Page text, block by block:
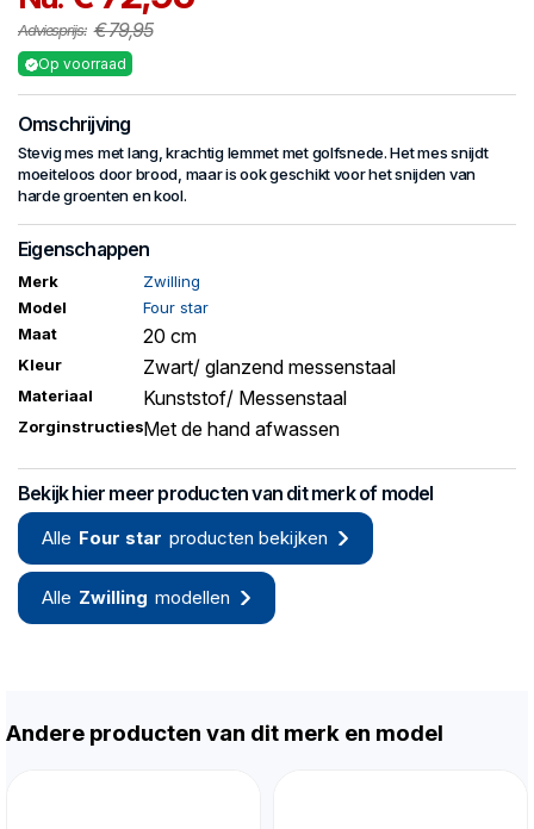
Adviesprijs: € 79,95
Op voorraad
Omschrijving
Stevig mes met lang, krachtig lemmet met golfsnede. Het mes snijdt
moeiteloos door brood, maar is ook geschikt voor het snijden van
harde groenten en kool.
Eigenschappen
Merk
Zwilling
Model
Four star
Maat
20 cm
Kleur Zwart/ glanzend messenstaal
Materiaal Kunststof/ Messenstaal
ZorginstructiesMet de hand afwassen
Bekijk hier meer producten van dit merk of model
Alle Four star producten bekijken
Alle Zwilling modellen
Andere producten van dit merk en model